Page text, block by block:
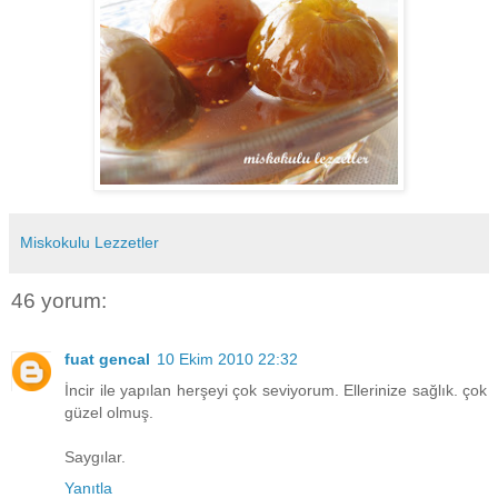
Miskokulu Lezzetler
46 yorum:
fuat gencal 10 Ekim 2010 22:32
İncir ile yapılan herşeyi çok seviyorum. Ellerinize sağlık. çok
güzel olmuş.
Saygılar.
Yanıtla